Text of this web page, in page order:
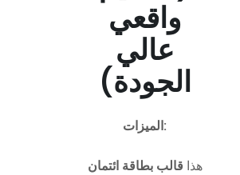
واقعي
عالي
الجودة)
الميزات:
هذا قالب بطاقة ائتمان